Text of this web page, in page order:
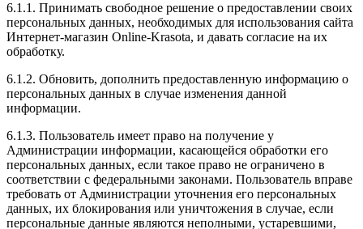
6.1.1. Принимать свободное решение о предоставлении своих
персональных данных, необходимых для использования сайта
Интернет-магазин Online-Krasota, и давать согласие на их
обработку.
6.1.2. Обновить, дополнить предоставленную информацию о
персональных данных в случае изменения данной
информации.
6.1.3. Пользователь имеет право на получение у
Администрации информации, касающейся обработки его
персональных данных, если такое право не ограничено в
соответствии с федеральными законами. Пользователь вправе
требовать от Администрации уточнения его персональных
данных, их блокирования или уничтожения в случае, если
персональные данные являются неполными, устаревшими,